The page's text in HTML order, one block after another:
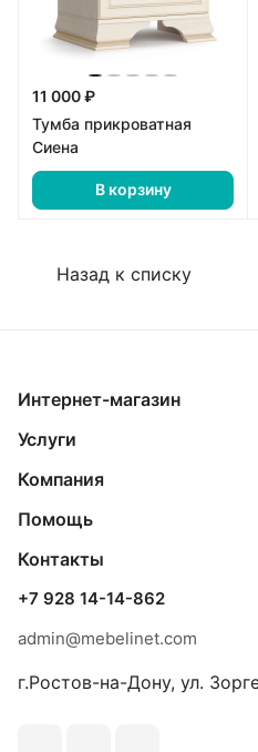
11 000 ₽
Тумба прикроватная
Сиена
В корзину
Назад к списку
Интернет-магазин
Услуги
Компания
Помощь
Контакты
+7 928 14-14-862
admin@mebelinet.com
г.Ростов-на-Дону, ул.